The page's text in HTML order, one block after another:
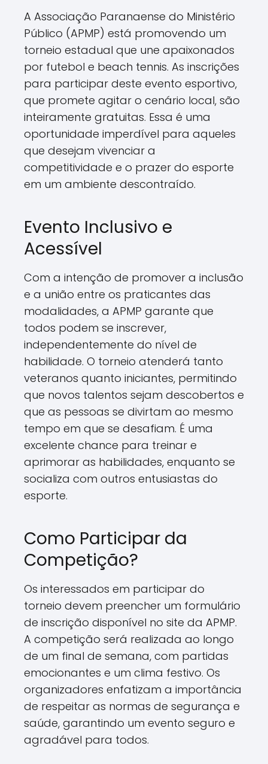
A Associação Paranaense do Ministério
Público (APMP) está promovendo um
torneio estadual que une apaixonados
por futebol e beach tennis. As inscrições
para participar deste evento esportivo,
que promete agitar o cenário local, são
inteiramente gratuitas. Essa é uma
oportunidade imperdível para aqueles
que desejam vivenciar a
competitividade e o prazer do esporte
em um ambiente descontraído.
Evento Inclusivo e
Acessível
Com a intenção de promover a inclusão
e a união entre os praticantes das
modalidades, a APMP garante que
todos podem se inscrever,
independentemente do nível de
habilidade. O torneio atenderá tanto
veteranos quanto iniciantes, permitindo
que novos talentos sejam descobertos e
que as pessoas se divirtam ao mesmo
tempo em que se desafiam. É uma
excelente chance para treinar e
aprimorar as habilidades, enquanto se
socializa com outros entusiastas do
esporte.
Como Participar da
Competição?
Os interessados em participar do
torneio devem preencher um formulário
de inscrição disponível no site da APMP.
A competição será realizada ao longo
de um final de semana, com partidas
emocionantes e um clima festivo. Os
organizadores enfatizam a importância
de respeitar as normas de segurança e
saúde, garantindo um evento seguro e
agradável para todos.